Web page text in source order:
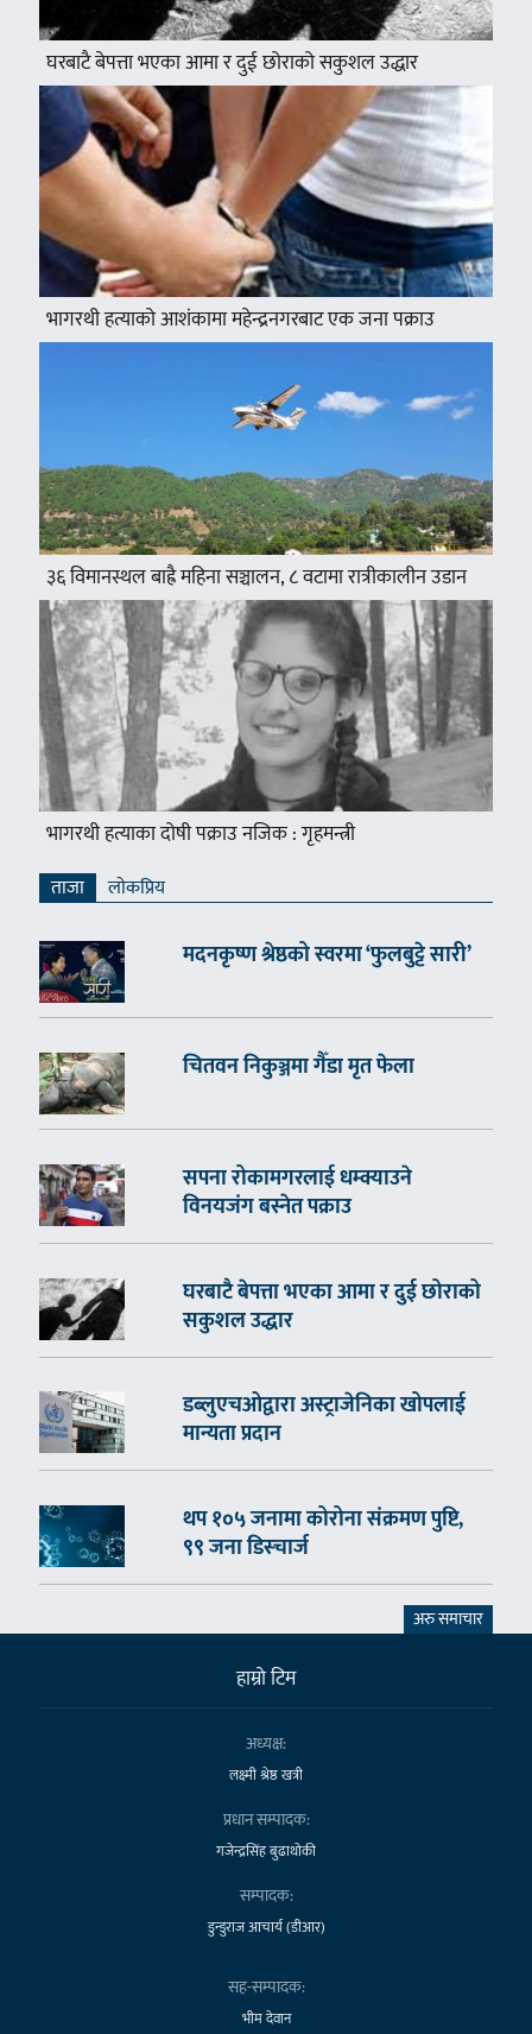
घरबाटै बेपत्ता भएका आमा र दुई छोराको सकुशल उद्धार
भागरथी हत्याको आशंकामा महेन्द्रनगरबाट एक जना पक्राउ
३६ विमानस्थल बाह्रै महिना सञ्चालन, ८ वटामा रात्रीकालीन उडान
भागरथी हत्याका दोषी पक्राउ नजिक : गृहमन्त्री
ताजा लाेकप्रिय
मदनकृष्ण श्रेष्ठको स्वरमा ‘फुलबुट्टे सारी’
चितवन निकुञ्जमा गैँडा मृत फेला
सपना रोकामगरलाई धम्क्याउने
विनयजंग बस्नेत पक्राउ
घरबाटै बेपत्ता भएका आमा र दुई छोराको
सकुशल उद्धार
डब्लुएचओद्वारा अस्ट्राजेनिका खोपलाई
मान्यता प्रदान
थप १०५ जनामा कोरोना संक्रमण पुष्टि,
९९ जना डिस्चार्ज
अरु समाचार
हाम्राे टिम
अध्यक्ष:
लक्ष्मी श्रेष्ठ खत्री
प्रधान सम्पादक:
गजेन्द्रसिंह बुढाथोकी
सम्पादक:
डुन्डुराज आचार्य (डीआर)
सह-सम्पादक:
भीम देवान